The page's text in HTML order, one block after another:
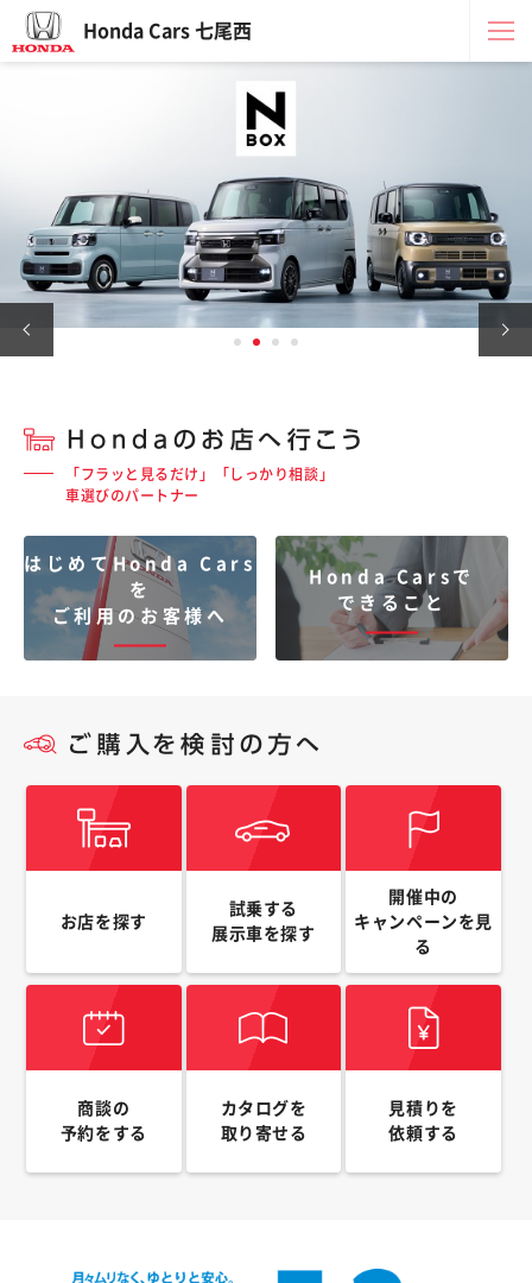
Honda Cars 七尾西
「フラッと見るだけ」「しっかり相談」
車選びのパートナー
はじめてHonda Cars
を
ご利用のお客様へ
Honda Carsで
できること
お店を探す
試乗する
展示車を探す
開催中の
キャンペーンを 見
る
商談の
予約をする
カタログを
取り寄せる
見積りを
依頼する